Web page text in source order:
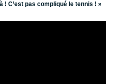
! C’est pas compliqué le tennis ! »